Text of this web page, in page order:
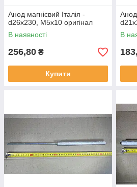
Анод магнієвий Італія -
d26x230, M5x10 оригінал
В наявності
256,80 ₴
Купити
Анод
В